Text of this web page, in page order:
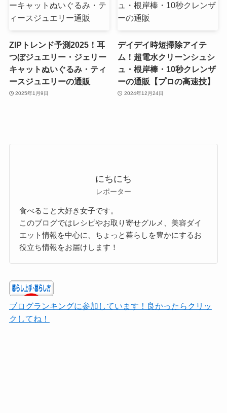
ZIPトレンド予測2025！耳
つぼジュエリー・ジェリー
キャットぬいぐるみ・ティ
ースジュエリーの通販
2025年1月9日
デイデイ時短掃除アイテ
ム！超電水クリーンシュシ
ュ・根岸棒・10秒クレンザ
ーの通販【プロの高速技】
2024年12月24日
にちにち
レポーター
食べること大好き女子です。
このブログではレシピやお取り寄せグルメ、美容ダイ
エット情報を中心に、ちょっと暮らしを豊かにするお
役立ち情報をお届けします！
ブログランキングに参加しています！良かったらクリッ
クしてね！